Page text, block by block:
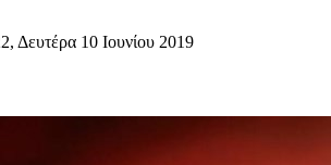
Δευτέρα 10 Ιουνίου 2019